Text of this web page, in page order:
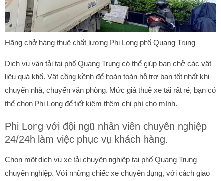
Hãng chở hàng thuê chất lượng Phi Long phố Quang Trung
Dịch vụ vận tải tại phố Quang Trung có thể giúp bạn chở các vật
liệu quá khổ. Vật cồng kềnh để hoàn toàn hỗ trợ bạn tốt nhất khi
chuyển nhà, chuyển văn phòng. Mức giá thuê xe tải rất rẻ, bạn có
thể chọn Phi Long để tiết kiệm thêm chi phí cho mình.
Phi Long với đội ngũ nhân viên chuyên nghiệp
24/24h làm việc phục vụ khách hàng.
Chọn một dịch vụ xe tải chuyên nghiệp tại phố Quang Trung
chuyên nghiệp. Với những chiếc xe chuyên dụng, với cách giao